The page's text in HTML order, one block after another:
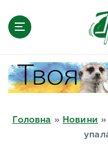
Головна » Новини »